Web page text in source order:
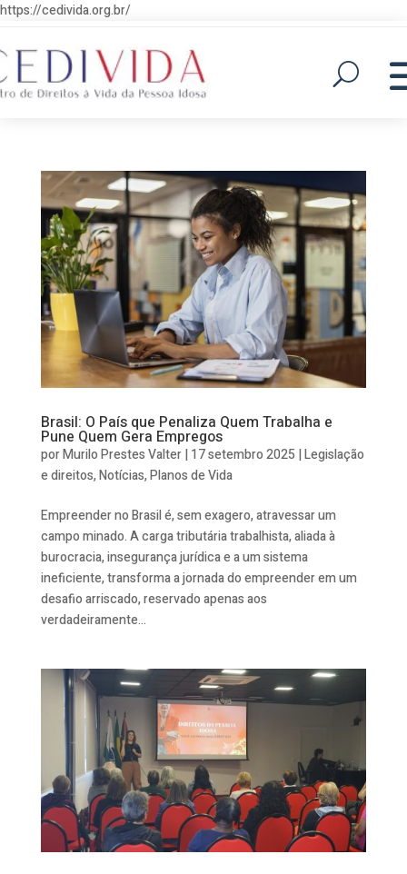
https://cedivida.org.br/
Brasil: O País que Penaliza Quem Trabalha e
Pune Quem Gera Empregos
porMurilo Prestes Valter|17 setembro 2025 |Legislação
e direitos,Notícias,Planos de Vida
Empreender no Brasil é, sem exagero, atravessar um
campo minado. A carga tributária trabalhista, aliada à
burocracia, insegurança jurídica e a um sistema
ineficiente, transforma a jornada do empreender em um
desafio arriscado, reservado apenas aos
verdadeiramente...